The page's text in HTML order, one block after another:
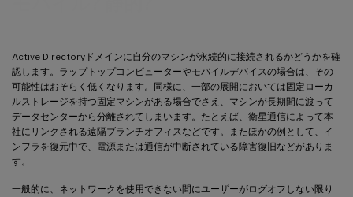
Active Directoryドメインに自分のマシンが永続的に接続されるかどうかを確
認します。ラップトップコンピューターやモバイルデバイスの場合は、その
可能性はおそらく低くなります。同様に、一部の展開においては固定ローカ
ルストレージを持つ固定マシンがある場合でさえ、マシンが長期間に渡って
データセンターから分離されてしまいます。たとえば、衛星通信によって本
社にリンクされる遠隔ブランチオフィスなどです。またほかの例として、イ
ンフラを復元中で、電源または通信が中断されている障害復旧などがありま
す。
一般的に、ネットワークを使用できない間にユーザーがログオフしない限り